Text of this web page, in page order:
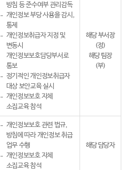
방침 등 준수여부 관리감독
개인정보 부당 사용을 감시,
통제
개인정보취급자 지정 및
변동시
개인정보보호담당부서로
통보
정기적인 개인정보취급자
대상 보안교육 실시
개인정보보호 자체
소집교육 참석
해당 부서장
(정)
해당 팀장
(부)
개인정보보호 관련 법규,
방침에 따라 개인정보 취급
업무 수행
개인정보보호 자체
소집교육 참석
해당 담당자